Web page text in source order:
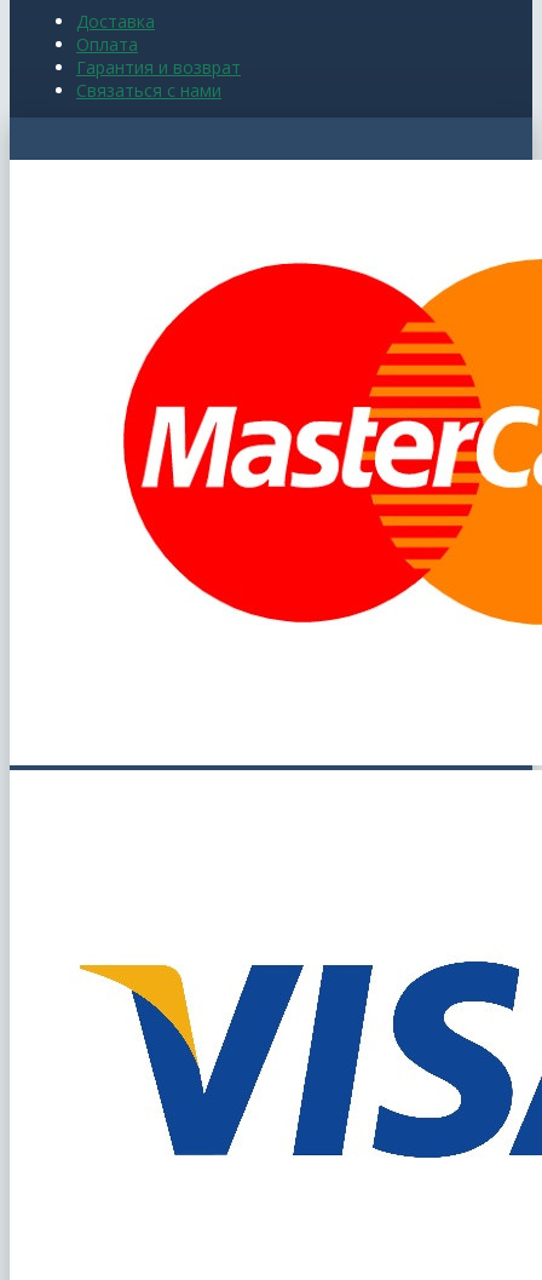
Доставка
Оплата
Гарантия и возврат
Связаться с нами